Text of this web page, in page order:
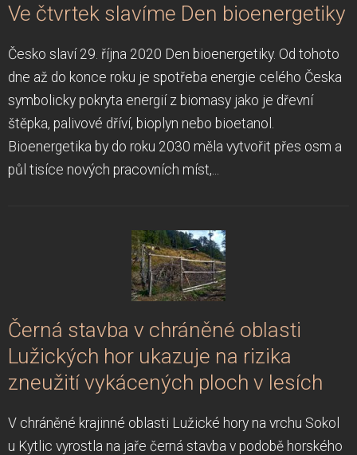
Ve čtvrtek slavíme Den bioenergetiky
Česko slaví 29. října 2020 Den bioenergetiky. Od tohoto
dne až do konce roku je spotřeba energie celého Česka
symbolicky pokryta energií z biomasy jako je dřevní
štěpka, palivové dříví, bioplyn nebo bioetanol.
Bioenergetika by do roku 2030 měla vytvořit přes osm a
půl tisíce nových pracovních míst,...
Černá stavba v chráněné oblasti
Lužických hor ukazuje na rizika
zneužití vykácených ploch v lesích
V chráněné krajinné oblasti Lužické hory na vrchu Sokol
u Kytlic vyrostla na jaře černá stavba v podobě horského